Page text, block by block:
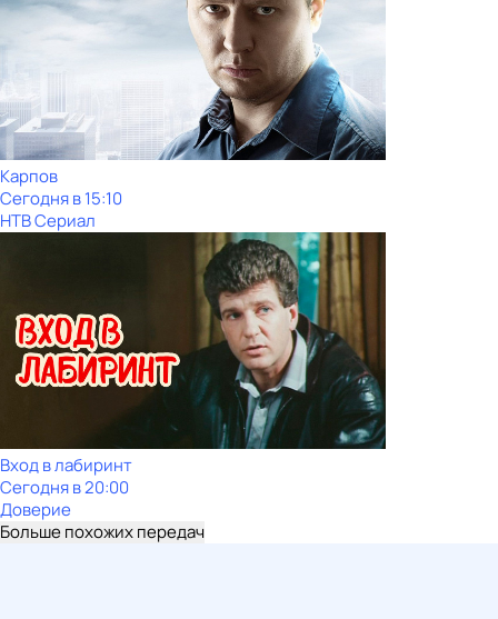
Карпов
Сегодня в 15:10
НТВ Сериал
Вход в лабиринт
Сегодня в 20:00
Доверие
Больше похожих передач